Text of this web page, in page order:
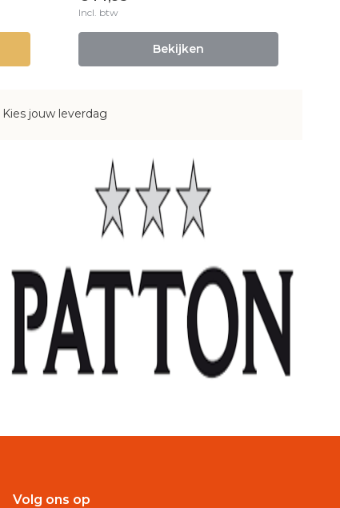
Incl. btw
Bekijken
Kies jouw leverdag
Volg ons op